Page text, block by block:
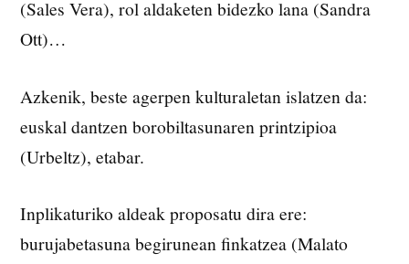
(Sales Vera), rol aldaketen bidezko lana (Sandra
Ott)…
Azkenik, beste agerpen kulturaletan islatzen da:
euskal dantzen borobiltasunaren printzipioa
(Urbeltz), etabar.
Inplikaturiko aldeak proposatu dira ere:
burujabetasuna begirunean finkatzea (Malato